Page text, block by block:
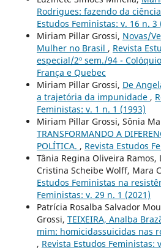
Rodrigues: fazendo da
Estudos Feministas: v. 16 n. 3
Miriam Pillar Grossi, Novas/
Mulher no Brasil , Revista
especial/2º sem./94 -
França e Quebec
Miriam Pillar Grossi, De
a trajetória da impunidade ,
Feministas: v. 1 n. 1 (1993)
Miriam Pillar Grossi, Sônia
TRANSFORMANDO A
POLÍTICA. , Revista Estudos
Tânia Regina Oliveira
Cristina Scheibe Wolff, Mara
Estudos Feministas na
Feministas: v. 29 n. 1 (2021)
Patrícia Rosalba Salvador
Grossi, TEIXEIRA, Analba
mim: homicidassuicidas nas
, Revista Estudos Feministas: